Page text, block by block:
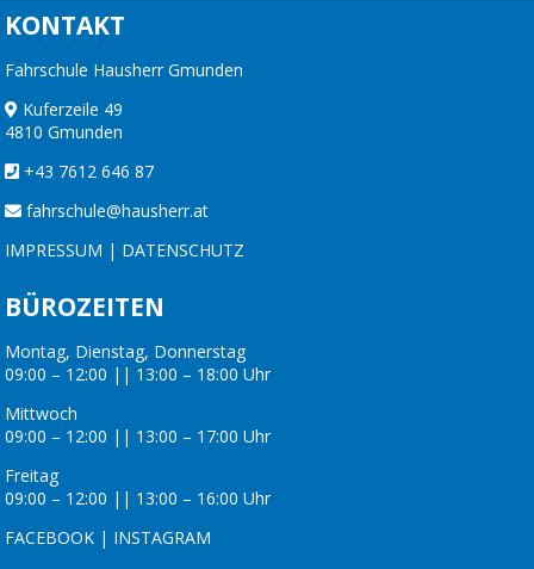
KONTAKT
Fahrschule Hausherr Gmunden
Kuferzeile 49
4810 Gmunden
+43 7612 646 87
fahrschule@hausherr.at
IMPRESSUM | DATENSCHUTZ
BÜROZEITEN
Montag, Dienstag, Donnerstag
09:00 – 12:00 || 13:00 – 18:00 Uhr
Mittwoch
09:00 – 12:00 || 13:00 – 17:00 Uhr
Freitag
09:00 – 12:00 || 13:00 – 16:00 Uhr
FACEBOOK | INSTAGRAM